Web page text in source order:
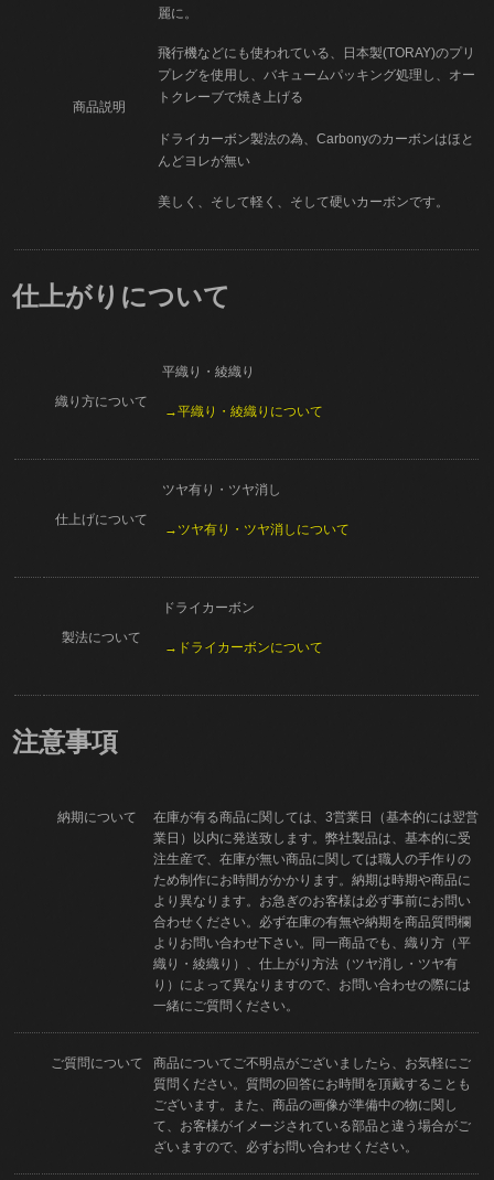
商品説明
麗に。
飛行機などにも使われている、日本製(TORAY)のプリ
プレグを使用し、バキュームパッキング処理し、オー
トクレーブで焼き上げる
ドライカーボン製法の為、Carbonyのカーボンはほと
んどヨレが無い
美しく、そして軽く、そして硬いカーボンです。
仕上がりについて
織り方について
平織り・綾織り
→平織り・綾織りについて
仕上げについて
ツヤ有り・ツヤ消し
→ツヤ有り・ツヤ消しについて
製法について
ドライカーボン
→ドライカーボンについて
注意事項
納期について
在庫が有る商品に関しては、3営業日（基本的には翌営
業日）以内に発送致します。弊社製品は、基本的に受
注生産で、在庫が無い商品に関しては職人の手作りの
ため制作にお時間がかかります。納期は時期や商品に
より異なります。お急ぎのお客様は必ず事前にお問い
合わせください。必ず在庫の有無や納期を商品質問欄
よりお問い合わせ下さい。同一商品でも、織り方（平
織り・綾織り）、仕上がり方法（ツヤ消し・ツヤ有
り）によって異なりますので、お問い合わせの際には
一緒にご質問ください。
ご質問について
商品についてご不明点がございましたら、お気軽にご
質問ください。質問の回答にお時間を頂戴することも
ございます。また、商品の画像が準備中の物に関し
て、お客様がイメージされている部品と違う場合がご
ざいますので、必ずお問い合わせください。